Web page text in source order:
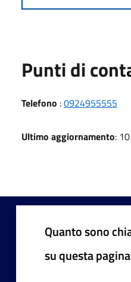
Punti di
Telefono :0924955555
Ultimo aggiornamento:
Quanto sono
su questa